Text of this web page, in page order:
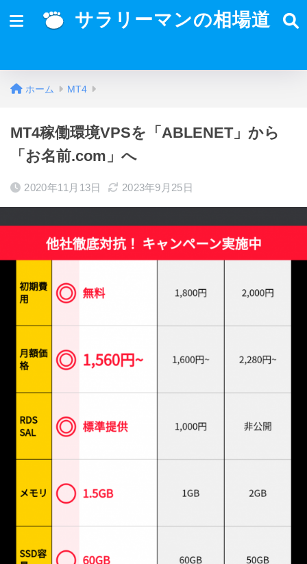
サラリーマンの相場道
ホーム MT4
MT4稼働環境VPSを「ABLENET」から
「お名前.com」へ
2020年11月13日 2023年9月25日